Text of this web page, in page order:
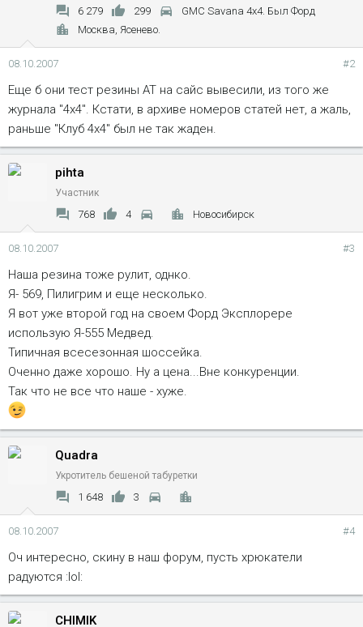
6 279 299
GMC Savana 4x4. Был Форд
Москва, Ясенево.
08.10.2007 #2
Еще б они тест резины АТ на сайс вывесили, из того же
журнала "4х4". Кстати, в архиве номеров статей нет, а жаль,
раньше "Клуб 4х4" был не так жаден.
pihta
Участник
768 4 Новосибирск
08.10.2007 #3
Наша резина тоже рулит, однко.
Я- 569, Пилигрим и еще несколько.
Я вот уже второй год на своем Форд Эксплорере
использую Я-555 Медвед.
Типичная всесезонная шоссейка.
Оченно даже хорошо. Ну а цена...Вне конкуренции.
Так что не все что наше - хуже.
Quadra
Укротитель бешеной табуретки
1 648 3
08.10.2007 #4
Оч интересно, скину в наш форум, пусть хрюкатели
радуются :lol:
CHIMIK